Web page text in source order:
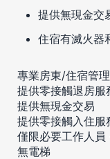
提供無現金交
住宿有滅火器
專業房東/住宿管
提供零接觸退房服
提供無現金交易
提供零接觸入住服
僅限必要工作人
無電梯